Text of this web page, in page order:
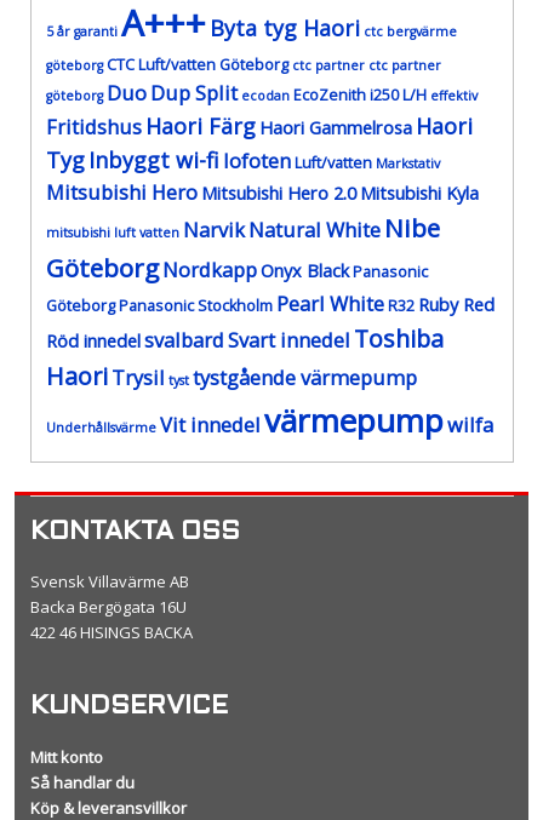
5 år garanti A+++ Byta tyg Haori ctc bergvärme
göteborg CTC Luft/vatten Göteborg ctc partner ctc partner
göteborg DuoDup Split ecodan EcoZenith i250 L/H effektiv
Fritidshus Haori Färg Haori Gammelrosa Haori
Tyg Inbyggt wi-fi lofotenLuft/vatten Markstativ
Mitsubishi Hero Mitsubishi Hero 2.0 Mitsubishi Kyla
mitsubishi luft vatten NarvikNatural White Nibe
GöteborgNordkappOnyx BlackPanasonic
GöteborgPanasonic Stockholm Pearl WhiteR32 Ruby Red
Röd innedelsvalbardSvart innedel Toshiba
HaoriTrysil tyst tystgående värmepump
Underhållsvärme Vit innedelvärmepumpwilfa
KONTAKTA OSS
Svensk Villavärme AB
Backa Bergögata 16U
422 46 HISINGS BACKA
KUNDSERVICE
Mitt konto
Så handlar du
Köp & leveransvillkor